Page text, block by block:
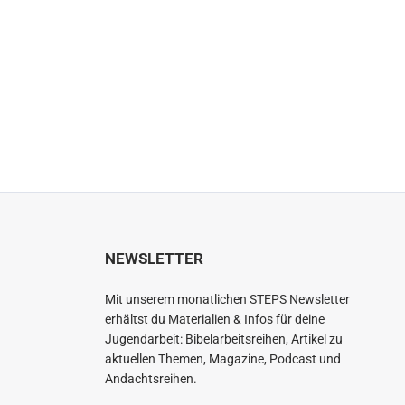
NEWSLETTER
Mit unserem monatlichen STEPS Newsletter
erhältst du Materialien & Infos für deine
Jugendarbeit: Bibelarbeitsreihen, Artikel zu
aktuellen Themen, Magazine, Podcast und
Andachtsreihen.